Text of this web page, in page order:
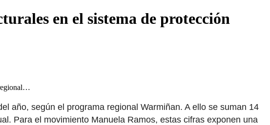
en el sistema de protección
año, según el programa regional Warmiñan. A ello se suman 14
Para el movimiento Manuela Ramos, estas cifras exponen una